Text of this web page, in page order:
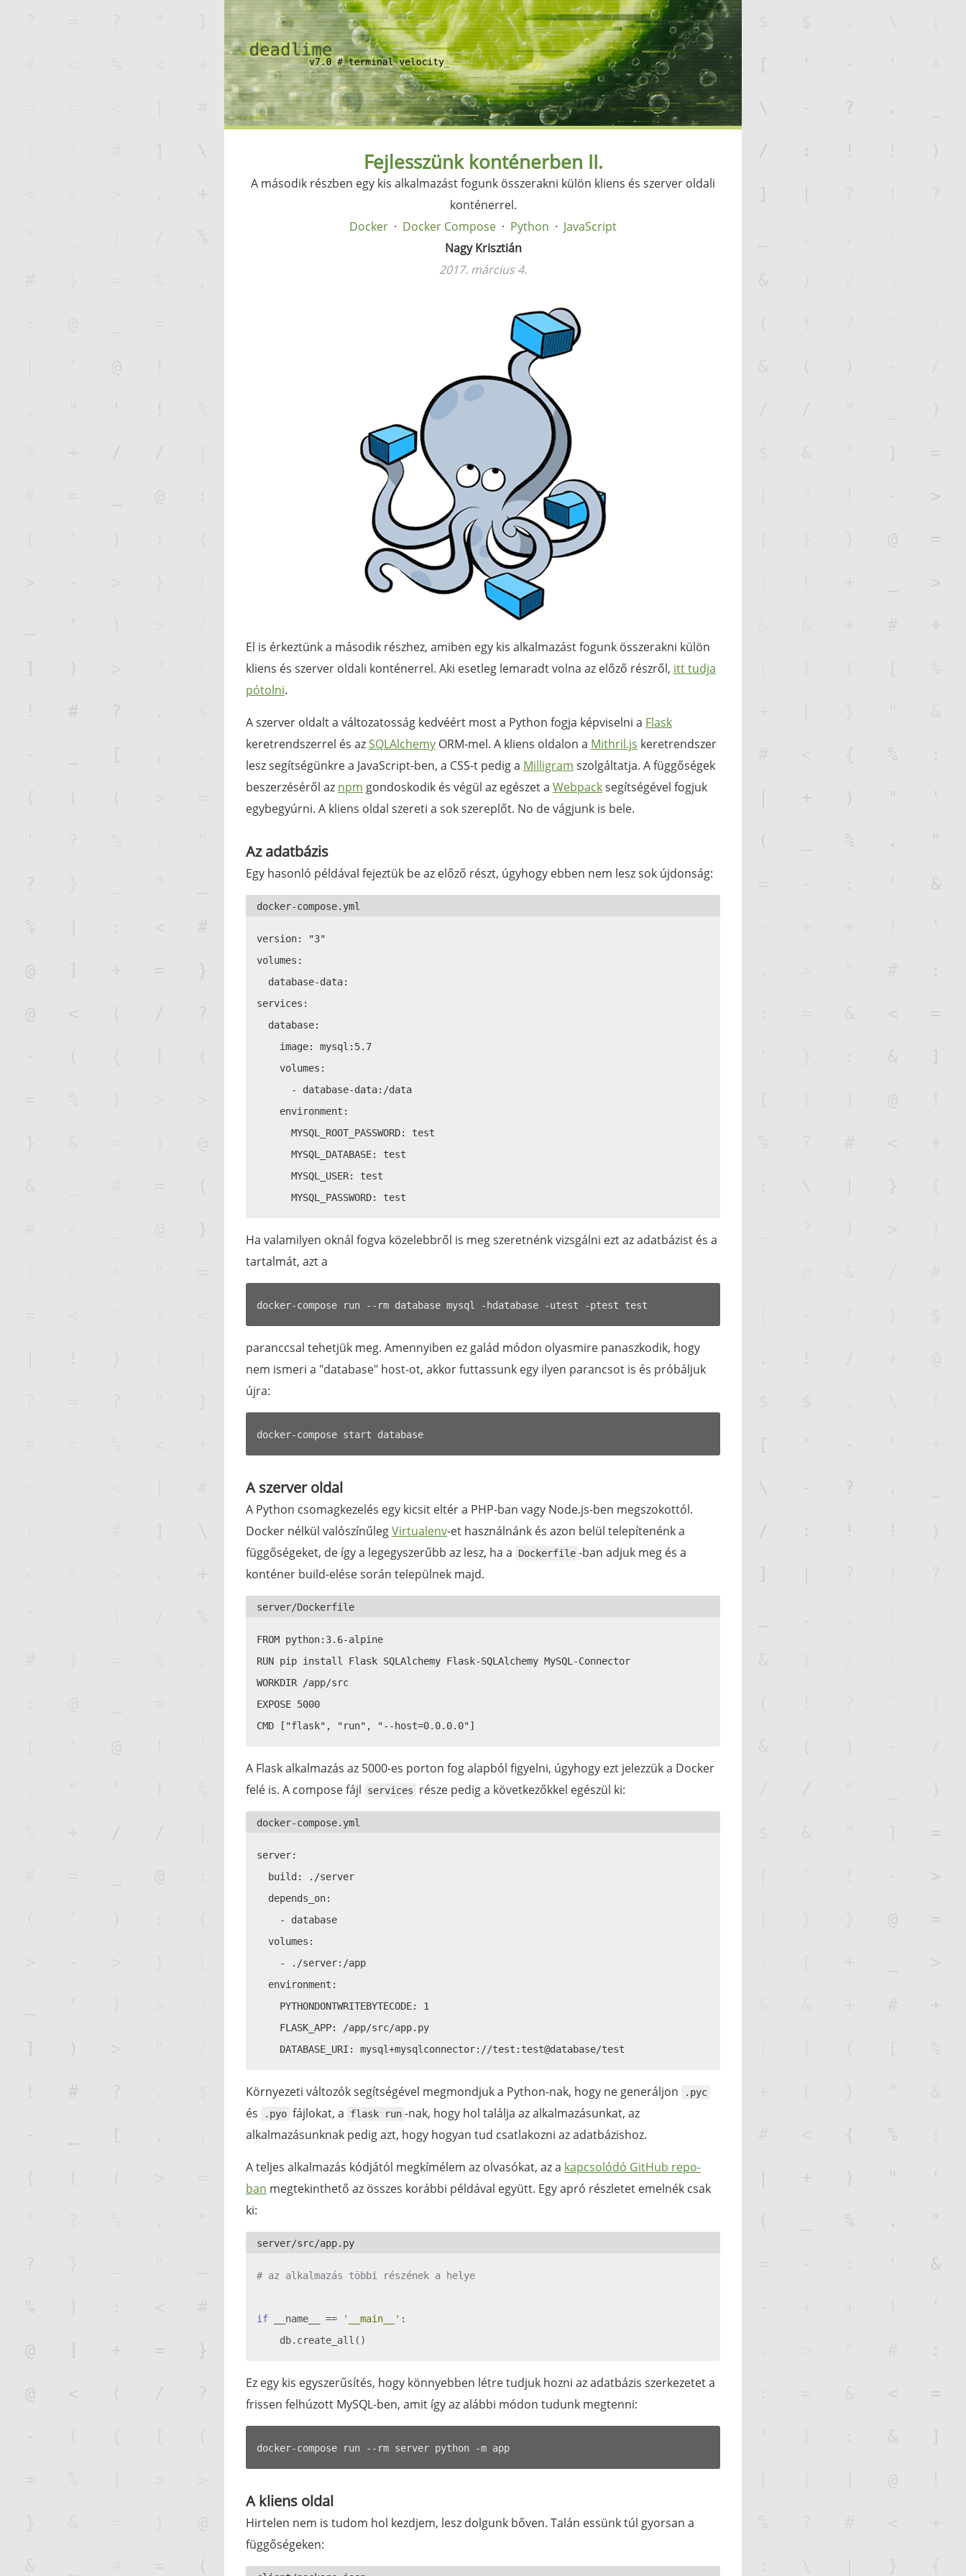
Fejlesszünk konténerben II.
A második részben egy kis alkalmazást fogunk összerakni külön kliens és szerver oldali
konténerrel.
Docker
Docker Compose Python
JavaScript
Nagy Krisztián
2017. március 4.
El is érkeztünk a második részhez, amiben egy kis alkalmazást fogunk összerakni külön
kliens és szerver oldali konténerrel. Aki esetleg lemaradt volna az előző részről, itt tudja
pótolni.
A szerver oldalt a változatosság kedvéért most a Python fogja képviselni a Flask
keretrendszerrel és azSQLAlchemy ORM-mel. A kliens oldalon a Mithril.js keretrendszer
lesz segítségünkre a JavaScript-ben, a CSS-t pedig a Milligram szolgáltatja. A függőségek
beszerzéséről az npm gondoskodik és végül az egészet a Webpacksegítségével fogjuk
egybegyúrni. A kliens oldal szereti a sok szereplőt. No de vágjunk is bele.
Az adatbázis
Egy hasonló példával fejeztük be az előző részt, úgyhogy ebben nem lesz sok újdonság:
version: "3"
volumes:
  database-data:
services:
  database:
    image: mysql:5.7
    volumes:
      - database-data:/data
    environment:
      MYSQL_ROOT_PASSWORD: test
      MYSQL_DATABASE: test
      MYSQL_USER: test
Ha valamilyen oknál fogva közelebbről is meg szeretnénk vizsgálni ezt az adatbázist és a
tartalmát, azt a
paranccsal tehetjük meg. Amennyiben ez galád módon olyasmire panaszkodik, hogy
nem ismeri a "database" host-ot, akkor futtassunk egy ilyen parancsot is és próbáljuk
újra:
A szerver oldal
A Python csomagkezelés egy kicsit eltér a PHP-ban vagy Node.js-ben megszokottól.
Docker nélkül valószínűlegVirtualenv-et használnánk és azon belül telepítenénk a
függőségeket, de így a legegyszerűbb az lesz, ha a
Dockerfile -ban adjuk meg és a
konténer build-elése során települnek majd.
FROM python:3.6-alpine
RUN pip install Flask SQLAlchemy Flask-SQLAlchemy MySQL-Connector
WORKDIR /app/src
EXPOSE 5000
A Flask alkalmazás az 5000-es porton fog alapból figyelni, úgyhogy ezt jelezzük a Docker
felé is. A compose fájl
services része pedig a következőkkel egészül ki:
server:
  build: ./server
  depends_on:
    - database
  volumes:
    - ./server:/app
  environment:
    PYTHONDONTWRITEBYTECODE: 1
    FLASK_APP: /app/src/app.py
Környezeti változók segítségével megmondjuk a Python-nak, hogy ne generáljon .pyc
és .pyo fájlokat, a flask run -nak, hogy hol találja az alkalmazásunkat, az
alkalmazásunknak pedig azt, hogy hogyan tud csatlakozni az adatbázishoz.
A teljes alkalmazás kódjától megkímélem az olvasókat, az a kapcsolódó GitHub repo-
ban megtekinthető az összes korábbi példával együtt. Egy apró részletet emelnék csak
ki:
# az alkalmazás többi részének a helye
if __name__ == '__main__' :
Ez egy kis egyszerűsítés, hogy könnyebben létre tudjuk hozni az adatbázis szerkezetet a
frissen felhúzott MySQL-ben, amit így az alábbi módon tudunk megtenni:
A kliens oldal
Hirtelen nem is tudom hol kezdjem, lesz dolgunk bőven. Talán essünk túl gyorsan a
függőségeken: